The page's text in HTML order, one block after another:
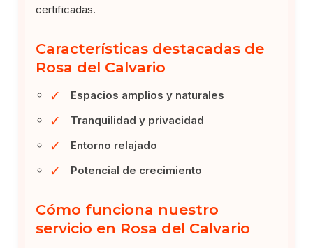
certificadas.
Características destacadas de
Rosa del Calvario
✓ Espacios amplios y naturales
✓ Tranquilidad y privacidad
✓ Entorno relajado
✓ Potencial de crecimiento
Cómo funciona nuestro
servicio en Rosa del Calvario